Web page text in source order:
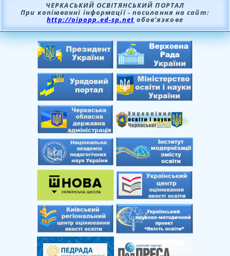
ЧЕРКАСЬКИЙ ОСВІТЯНСЬКИЙ ПОРТАЛ
При копіюванні інформації - посилання на сайт:
http://oipopp.ed-sp.net обов’язкове